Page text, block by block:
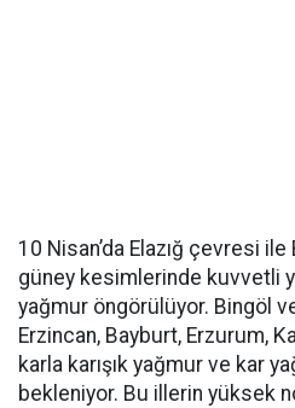
10 Nisan’da Elazığ çevresi
güney kesimlerinde kuvvetli
yağmur öngörülüyor. Bingöl
Erzincan, Bayburt, Erzurum,
karla karışık yağmur ve kar
bekleniyor. Bu illerin yüksek